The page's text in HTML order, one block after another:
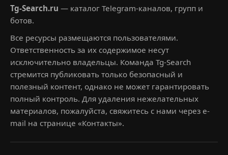
Tg-Search.ru — каталог Telegram-каналов, групп и
ботов.
Все ресурсы размещаются пользователями.
Ответственность за их содержимое несут
исключительно владельцы. Команда Tg-Search
стремится публиковать только безопасный и
полезный контент, однако не может гарантировать
полный контроль. Для удаления нежелательных
материалов, пожалуйста, свяжитесь с нами через e-
mail на странице «Контакты».